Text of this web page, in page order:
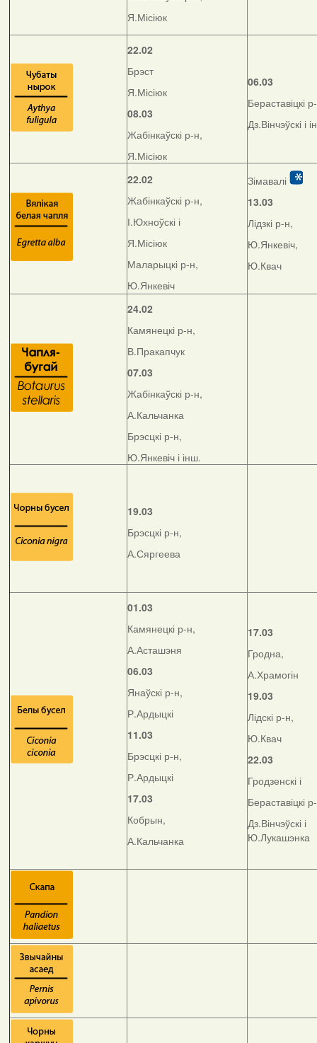
Я.Місіюк
22.02
Брэст
Я.Місіюк
08.03
Жабінкаўскі р-н,
Я.Місіюк
06.03
Бераставіцкі
Дз.Вінчэўскі і
22.02
Жабінкаўскі р-н,
І.Юхноўскі і
Я.Місіюк
Маларыцкі р-н,
Ю.Янкевіч
Зімавалі
13.03
Лідзкі р-н,
Ю.Янкевіч,
Ю.Квач
24.02
Камянецкі р-н,
В.Пракапчук
07.03
Жабінкаўскі р-н,
А.Кальчанка
Брэсцкі р-н,
Ю.Янкевіч і інш.
19.03
Брэсцкі р-н,
А.Сяргеева
01.03
Камянецкі р-н,
А.Асташэня
06.03
Янаўскі р-н,
Р.Ардыцкі
11.03
Брэсцкі р-н,
Р.Ардыцкі
17.03
Кобрын,
А.Кальчанка
17.03
Гродна,
А.Храмогін
19.03
Лідскі р-н,
Ю.Квач
22.03
Гродзенскі і
Бераставіцкі
Дз.Вінчэўскі і
Ю.Лукашэнка